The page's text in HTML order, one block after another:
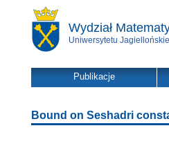
Wydział
Uniwersytetu
Publikacje
Bound on Seshadri